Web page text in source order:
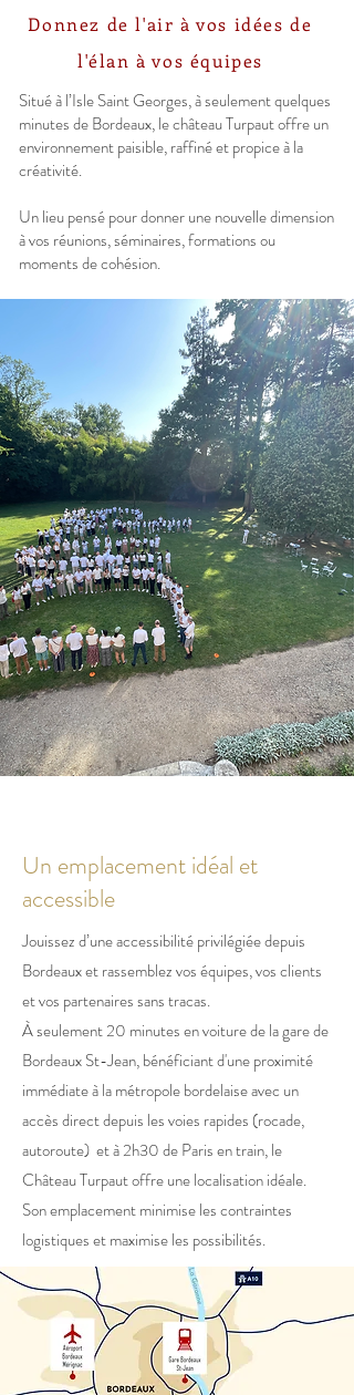
Donnez de l'air à vos idées de
l'élan à vos équipes
Situé à l’Isle Saint Georges, à seulement quelques
minutes de Bordeaux, le château Turpaut offre un
environnement paisible, raffiné et propice à la
créativité.
Un lieu pensé pour donner une nouvelle dimension
à vos réunions, séminaires, formations ou
moments de cohésion.
Un emplacement idéal et
accessible
Jouissez d’une accessibilité privilégiée depuis
Bordeaux et rassemblez vos équipes, vos clients
et vos partenaires sans tracas.
À seulement 20 minutes en voiture de la gare de
Bordeaux St-Jean, bénéficiant d'une proximité
immédiate à la métropole bordelaise avec un
accès direct depuis les voies rapides (rocade,
autoroute) et à 2h30 de Paris en train, le
Château Turpaut offre une localisation idéale.
Son emplacement minimise les contraintes
logistiques et maximise les possibilités.